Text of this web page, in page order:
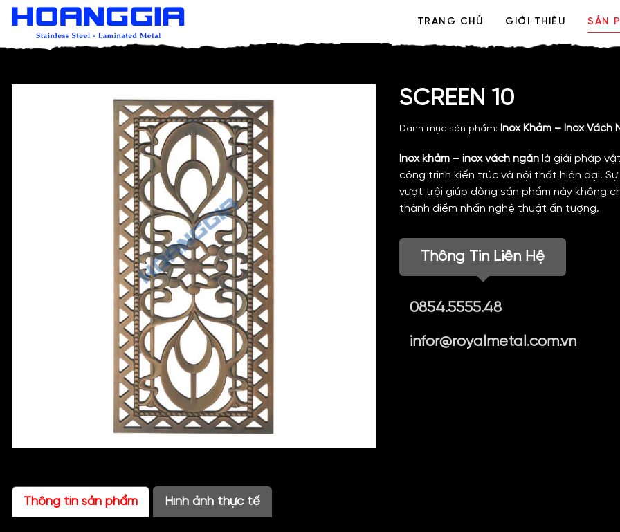
TRANG CHỦ GIỚI THIỆU SẢN
SCREEN 10
Danh mục sản phẩm:Inox Khảm – Inox Vách
Inox khảm – inox vách ngăn là giải pháp
công trình kiến trúc và nội thất hiện đại.
vượt trội giúp dòng sản phẩm này không
thành điểm nhấn nghệ thuật ấn tượng.
Thông Tin Liên Hệ
0854.5555.48
infor@royalmetal.com.vn
Thông tin sản phẩm Hình ảnh thực tế